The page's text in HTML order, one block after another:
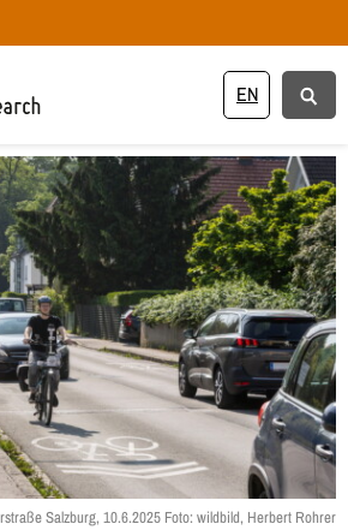
EN
Salzburg, 10.6.2025 Foto: wildbild, Herbert Rohrer